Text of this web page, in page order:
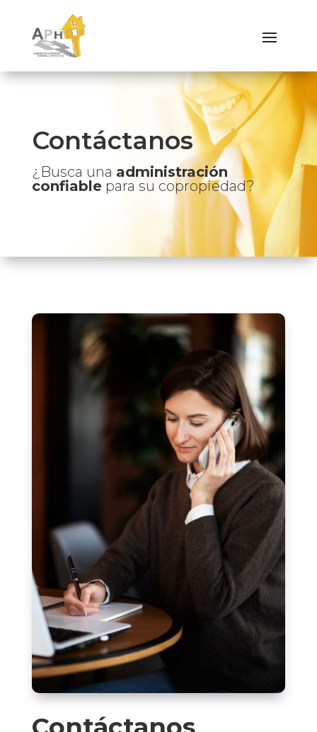
Contáctanos
¿Busca una administración
confiablepara su copropiedad?